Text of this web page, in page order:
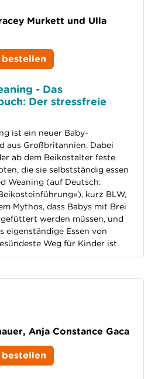
Murkett und Ulla
bestellen
- Das
Der stressfreie
ist ein neuer Baby-
aus Großbritannien. Dabei
ab dem Beikostalter feste
die sie selbstständig essen
Weaning (auf Deutsch:
kurz BLW,
Mythos, dass Babys mit Brei
werden müssen, und
eigenständige Essen von
Weg für Kinder ist.
Anja Constance Gaca
bestellen